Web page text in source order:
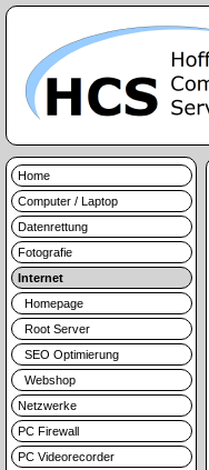
Home
Computer / Laptop
Datenrettung
Fotografie
Internet
Homepage
Root Server
SEO Optimierung
Webshop
Netzwerke
PC Firewall
PC Videorecorder